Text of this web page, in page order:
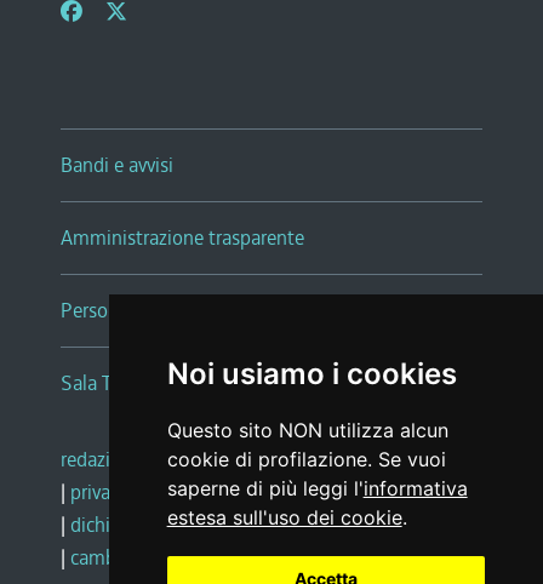
Noi usiamo i cookies
Questo sito NON utilizza alcun
cookie di profilazione. Se vuoi
saperne di più leggi l'informativa
estesa sull'uso dei cookie.
Accetta
Bandi e avvisi
Amministrazione trasparente
Persone e Uffici
Sala Tiziano Tessitori
redazione web |note legali |glossario
| privacy
social media policy
| dichiarazione di accessibilità |feedback
| cambio preferenze cookie